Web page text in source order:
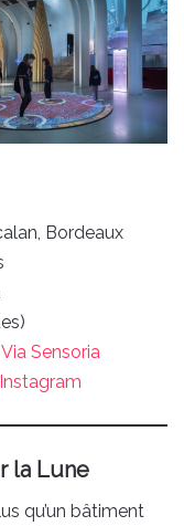
Bordeaux
Via Sensoria
Instagram
la Lune
qu’un bâtiment